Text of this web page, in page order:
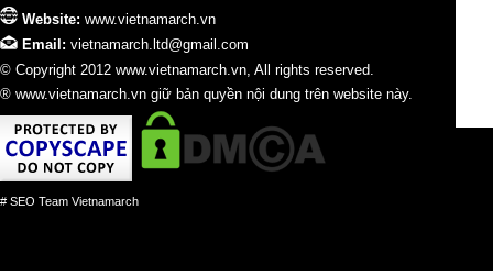
Website: www.vietnamarch.vn
Email: vietnamarch.ltd@gmail.com
© Copyright 2012 www.vietnamarch.vn, All rights reserved.
® www.vietnamarch.vn giữ bản quyền nội dung trên website này.
# SEO Team Vietnamarch